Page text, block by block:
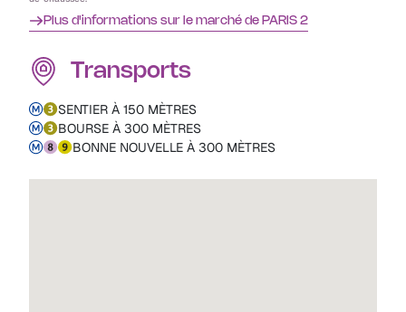
Plus d'informations sur le marché de PARIS 2
Transports
SENTIER À 150 MÈTRES
BOURSE À 300 MÈTRES
BONNE NOUVELLE À 300 MÈTRES